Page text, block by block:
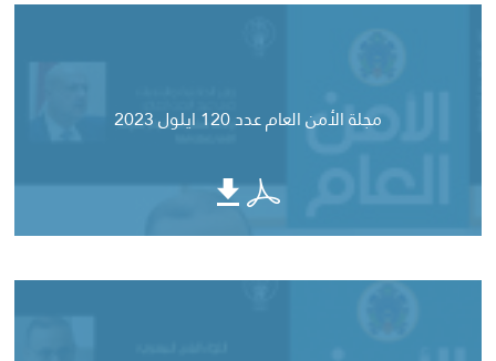
مجلة الأمن العام عدد 120 ايلول 2023